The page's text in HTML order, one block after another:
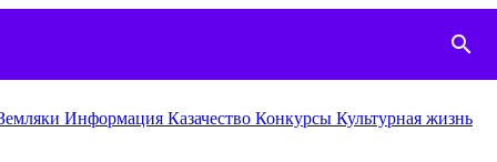
search
Информация Казачество Конкурcы Культурная жизнь